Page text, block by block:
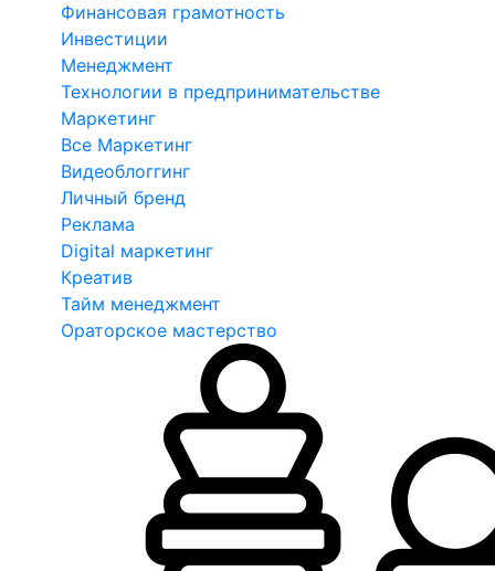
Финансовая грамотность
Инвестиции
Менеджмент
Технологии в предпринимательстве
Маркетинг
Все Маркетинг
Видеоблоггинг
Личный бренд
Реклама
Digital маркетинг
Креатив
Тайм менеджмент
Ораторское мастерство